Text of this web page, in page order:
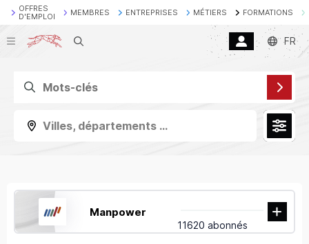
OFFRES
D'EMPLOI
MEMBRES ENTREPRISES MÉTIERS FORMATIONS
Recherche FR
Villes, départements ...
Manpower
11620 abonnés